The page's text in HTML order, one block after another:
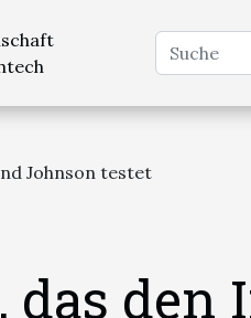
Johnson testet
das den